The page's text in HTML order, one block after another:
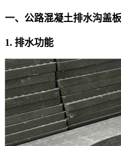
一、公路混凝土排水沟盖
1. 排水功能